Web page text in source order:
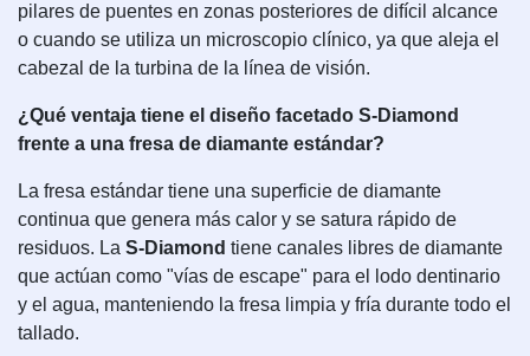
pilares de puentes en zonas posteriores de difícil alcance
o cuando se utiliza un microscopio clínico, ya que aleja el
cabezal de la turbina de la línea de visión.
¿Qué ventaja tiene el diseño facetado S-Diamond
frente a una fresa de diamante estándar?
La fresa estándar tiene una superficie de diamante
continua que genera más calor y se satura rápido de
residuos. La S-Diamond tiene canales libres de diamante
que actúan como "vías de escape" para el lodo dentinario
y el agua, manteniendo la fresa limpia y fría durante todo el
tallado.